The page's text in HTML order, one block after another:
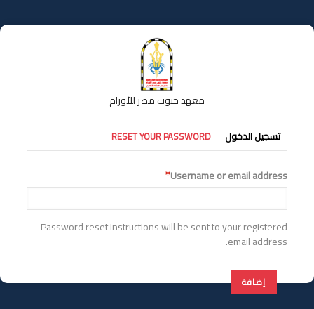
إلى
المحتوى
معهد جنوب مصر للأورام
التبويبات
الأساسية
تسجيل الدخول RESET YOUR PASSWORD
Username or email address
Password reset instructions will be sent to your registered
email address.